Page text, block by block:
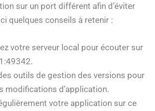
sur un port différent afin d’éviter
quelques conseils à retenir :
votre serveur local pour écouter sur
outils de gestion des versions pour
modifications d’application.
votre application sur ce